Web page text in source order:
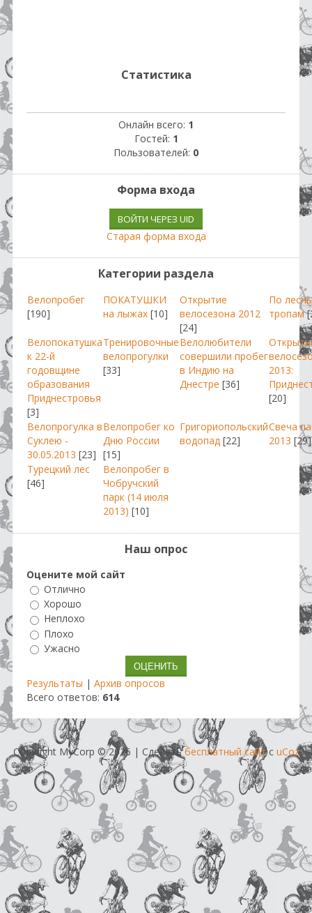
Статистика
Онлайн всего: 1
Гостей: 1
Пользователей: 0
Форма входа
ВОЙТИ ЧЕРЕЗ UID
Старая форма входа
Категории раздела
Велопробег
[190]
ПОКАТУШКИ
на лыжах [10]
Открытие
велосезона 2012
[24]
По
тропам
Велопокатушка
к 22-й
годовщине
образования
Приднестровья
[3]
Тренировочные
велопрогулки
[33]
Велолюбители
совершили пробег
в Индию на
Днестре [36]
2013:
[20]
Велопрогулка в
Суклею -
30.05.2013 [23]
Велопробег ко
Дню России
[15]
Григориопольский
водопад [22]
Свеча
2013 [29]
Турецкий лес
[46]
Велопробег в
Чобручский
парк (14 июля
2013) [10]
Наш опрос
Оцените мой сайт
Отлично
Хорошо
Неплохо
Плохо
Ужасно
Результаты | Архив опросов
Всего ответов: 614
Copyright MyCorp © 2026 | Сделатьбесплатный сайтс uCoz